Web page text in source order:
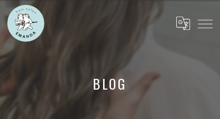
BLOG